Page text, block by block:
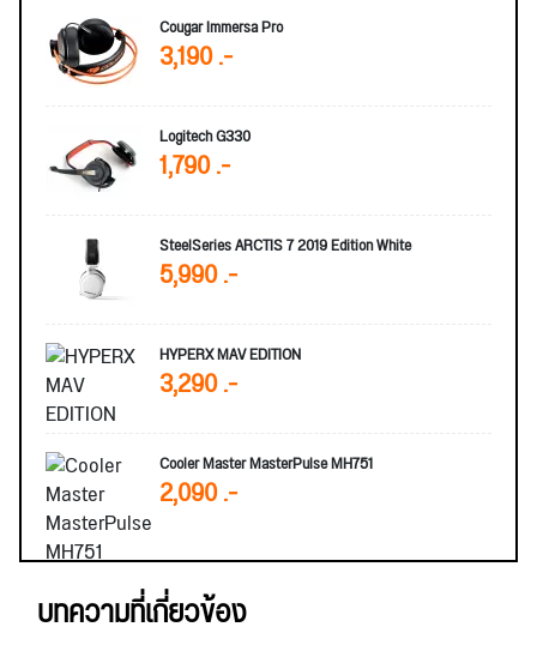
Cougar Immersa Pro
3,190 .-
Logitech G330
1,790 .-
SteelSeries ARCTIS 7 2019 Edition White
5,990 .-
HYPERX MAV EDITION
3,290 .-
Cooler Master MasterPulse MH751
2,090 .-
บทความที่เกี่ยวข้อง